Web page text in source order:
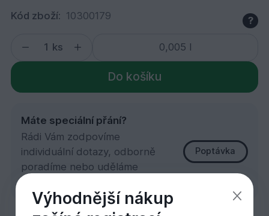
Kód zboží: 10300179 ?
ks
Do košíku
Máte speciální přání?
Rádi Vám zodpovíme
individuální dotazy, odborně
poradíme nebo uděláme
Poptávka
Výhodnější nákup